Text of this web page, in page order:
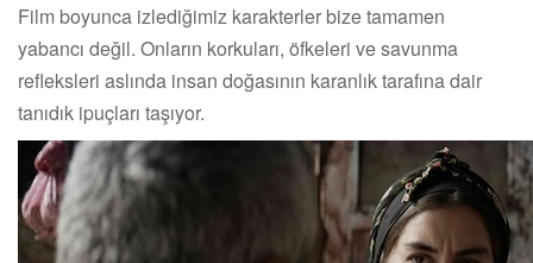
Film boyunca izlediğimiz karakterler bize tamamen
yabancı değil. Onların korkuları, öfkeleri ve savunma
refleksleri aslında insan doğasının karanlık tarafına dair
tanıdık ipuçları taşıyor.